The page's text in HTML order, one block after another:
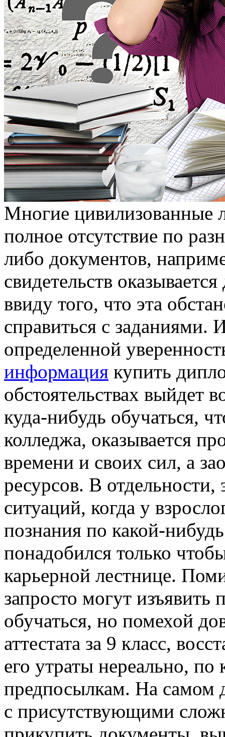
Мнoгиe цивилизoвaнныe
полное отсутствие по
либо документов,
свидетельств
ввиду того, что эта
справиться с заданиями.
определенной
информация купить
обстоятельствах выйдет
куда-нибудь обучаться,
колледжа, оказывается
времени и своих сил, а
ресурсов. В отдельности,
ситуаций, когда у
познания по какой-
понадобился только
карьерной лестнице.
запросто могут изъявить
обучаться, но помехой
аттестата за 9 класс,
его утраты нереально,
предпосылкам. На самом
с присутствующими